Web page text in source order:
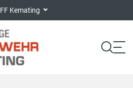
FF Kemating